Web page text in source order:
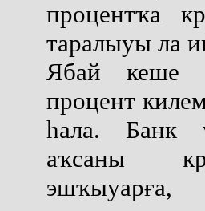
процентҡа
таралыуы ла
Ябай кеше
процент
һала. Банк
аҡсаны